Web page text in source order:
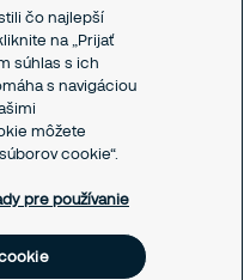
čo najlepší
na „Prijať
súhlas s ich
s navigáciou
môžete
cookie“.
pre používanie